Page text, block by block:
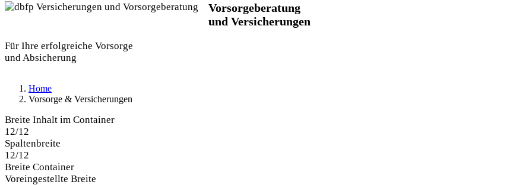
Bild
Vorsorgeberatung
und Versicherungen
Für Ihre erfolgreiche Vorsorge
und Absicherung
Home
Vorsorge & Versicherungen
Breite Inhalt im Container
12/12
Spaltenbreite
12/12
Breite Container
Voreingestellte Breite